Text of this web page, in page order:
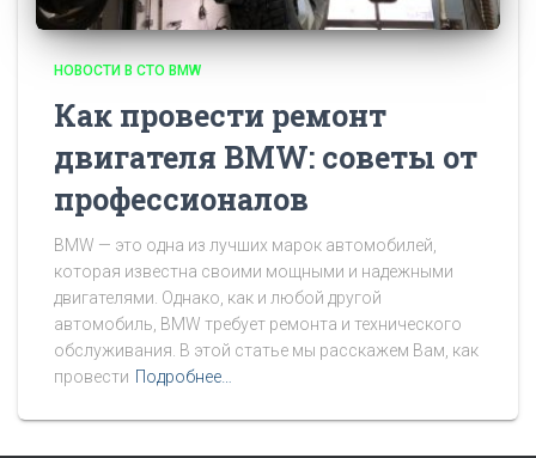
НОВОСТИ В СТО BMW
Как провести ремонт
двигателя BMW: советы от
профессионалов
BMW — это одна из лучших марок автомобилей,
которая известна своими мощными и надежными
двигателями. Однако, как и любой другой
автомобиль, BMW требует ремонта и технического
обслуживания. В этой статье мы расскажем Вам, как
провести Подробнее…